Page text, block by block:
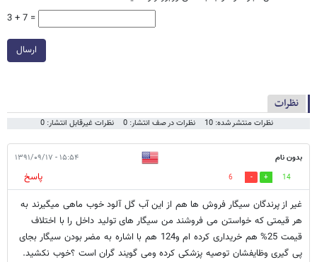
3 + 7 =
ارسال
نظرات
نظرات منتشر شده: 10 نظرات در صف انتشار: 0 نظرات غیرقابل انتشار: 0
بدون نام ۱۵:۵۴ - ۱۳۹۱/۰۹/۱۷
14
6
پاسخ
غیر از پرندگان سیگار فروش ها هم از این آب گل آلود خوب ماهی میگیرند به
هر قیمتی که خواستن می فروشند من سیگار های تولید داخل را با اختلاف
قیمت 25% هم خریداری کرده ام و124 هم با اشاره به مضر بودن سیگار بجای
پی گیری وظایفشان توصیه پزشکی کرده ومی گویند گران است ؟خوب نکشید.